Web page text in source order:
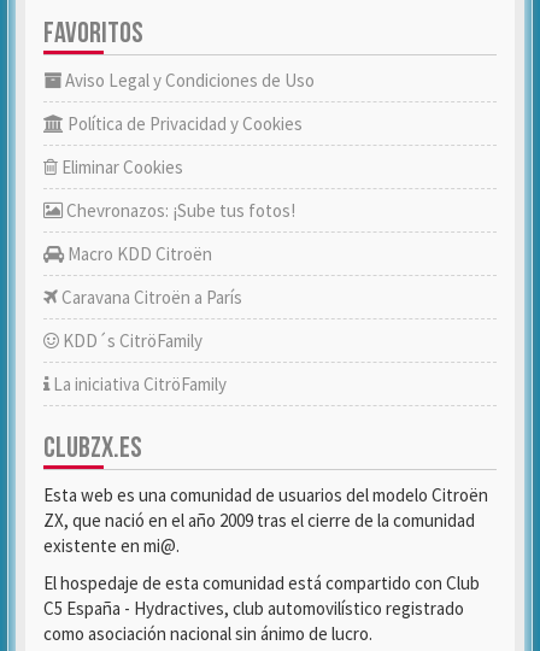
FAVORITOS
Aviso Legal y Condiciones de Uso
Política de Privacidad y Cookies
Eliminar Cookies
Chevronazos: ¡Sube tus fotos!
Macro KDD Citroën
Caravana Citroën a París
KDD´s CitröFamily
La iniciativa CitröFamily
CLUBZX.ES
Esta web es una comunidad de usuarios del modelo Citroën
ZX, que nació en el año 2009 tras el cierre de la comunidad
existente en mi@.
El hospedaje de esta comunidad está compartido con Club
C5 España - Hydractives, club automovilístico registrado
como asociación nacional sin ánimo de lucro.